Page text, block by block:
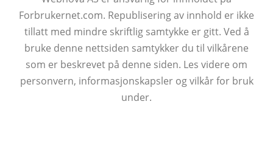
Forbrukernet.com. Republisering av innhold er ikke
tillatt med mindre skriftlig samtykke er gitt. Ved å
bruke denne nettsiden samtykker du til vilkårene
som er beskrevet på denne siden. Les videre om
personvern, informasjonskapsler og vilkår for bruk
under.